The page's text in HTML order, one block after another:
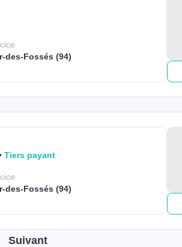
des-Fossés (94)
Tiers payant
des-Fossés (94)
Suivant